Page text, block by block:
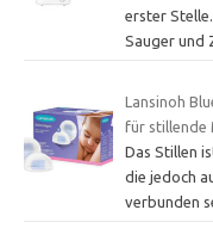
erster
Sauger und
Lansinoh
für stillende
Das Stillen
die jedoch
verbunden